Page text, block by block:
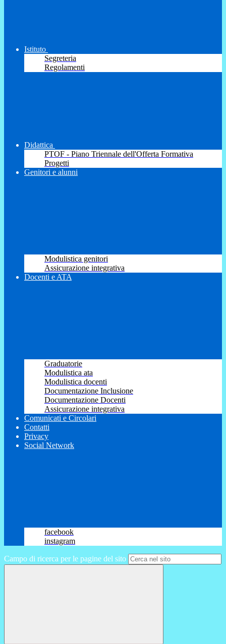
Istituto
Segreteria
Regolamenti
Didattica
PTOF - Piano Triennale dell'Offerta Formativa
Progetti
Genitori e alunni
Modulistica genitori
Assicurazione integrativa
Docenti e ATA
Graduatorie
Modulistica ata
Modulistica docenti
Documentazione Inclusione
Documentazione Docenti
Assicurazione integrativa
Comunicati e Circolari
Contatti
Privacy
Social Network
facebook
instagram
Campo di ricerca per le pagine del sito